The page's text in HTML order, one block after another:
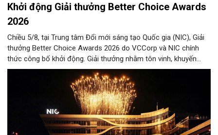
Khởi động Giải thưởng Better Choice Awards
2026
Chiều 5/8, tại Trung tâm Đổi mới sáng tạo Quốc gia (NIC), Giải
thưởng Better Choice Awards 2026 do VCCorp và NIC chính
thức công bố khởi động. Giải thưởng nhằm tôn vinh, khuyến
khích, cổ vũ những giá trị đổi mới, sáng tạo, áp dụng trong đời
sống thực, phục vụ người tiêu dùng.